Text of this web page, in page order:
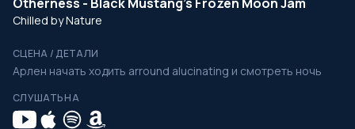
Chilled by Nature
СЦЕНА / ДЕТАЛИ
Арлен начать ходить arround alucinating и смотреть ночь
СЛУШАТЬ НА